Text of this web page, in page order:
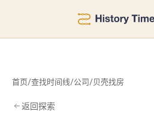
首页/查找时间线/公司/贝壳找房
返回探索